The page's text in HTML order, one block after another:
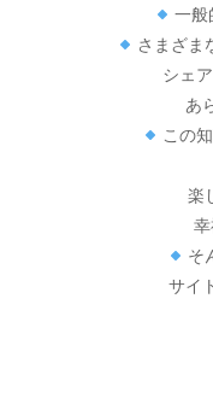
一般
さまざま
シェア
あ
この
楽
幸
そ
サイ